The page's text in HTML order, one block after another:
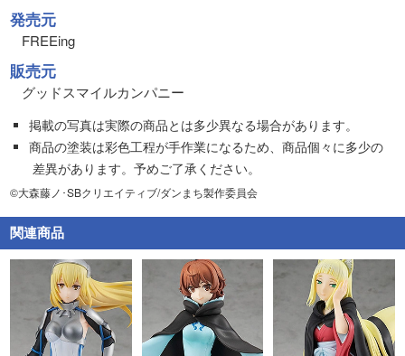
発売元
FREEing
販売元
グッドスマイルカンパニー
掲載の写真は実際の商品とは多少異なる場合があります。
商品の塗装は彩色工程が手作業になるため、商品個々に多少の
差異があります。予めご了承ください。
©大森藤ノ･SBクリエイティブ/ダンまち製作委員会
関連商品